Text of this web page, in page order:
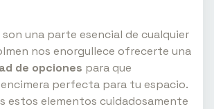
son una parte esencial de cualquier
nos enorgullece ofrecerte una
de opciones para que
perfecta para tu espacio.
estos elementos cuidadosamente